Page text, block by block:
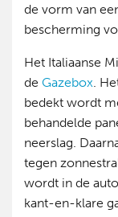
de vorm van
bescherming
Het Italiaanse
de Gazebox.
bedekt wordt
behandelde
neerslag.
tegen
wordt in de
kant-en-klare